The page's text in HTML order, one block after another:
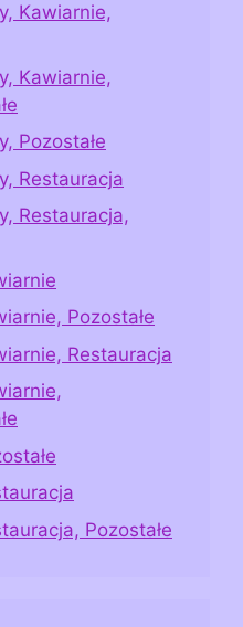
Kawiarnie,
Kawiarnie,
Pozostałe
Restauracja
Restauracja,
Pozostałe
Restauracja
Pozostałe